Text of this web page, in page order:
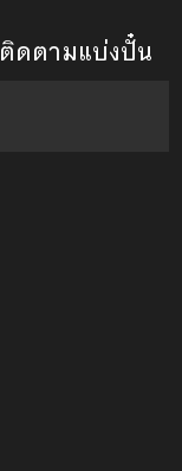
ติดตามแบ่งปั๋น